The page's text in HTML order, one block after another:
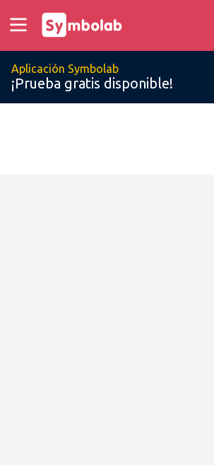
Aplicación Symbolab
¡Prueba gratis disponible!